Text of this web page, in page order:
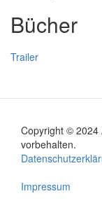
Bücher
Trailer
Copyright © 2024
vorbehalten.
Footer
menu
Impressum